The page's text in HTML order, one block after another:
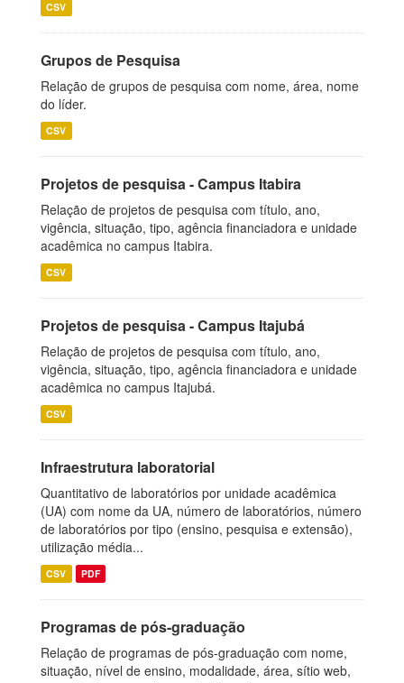
CSV
Grupos de Pesquisa
Relação de grupos de pesquisa com nome, área, nome
do líder.
CSV
Projetos de pesquisa - Campus Itabira
Relação de projetos de pesquisa com título, ano,
vigência, situação, tipo, agência financiadora e unidade
acadêmica no campus Itabira.
CSV
Projetos de pesquisa - Campus Itajubá
Relação de projetos de pesquisa com título, ano,
vigência, situação, tipo, agência financiadora e unidade
acadêmica no campus Itajubá.
CSV
Infraestrutura laboratorial
Quantitativo de laboratórios por unidade acadêmica
(UA) com nome da UA, número de laboratórios, número
de laboratórios por tipo (ensino, pesquisa e extensão),
utilização média...
CSV PDF
Programas de pós-graduação
Relação de programas de pós-graduação com nome,
situação, nível de ensino, modalidade, área, sítio web,